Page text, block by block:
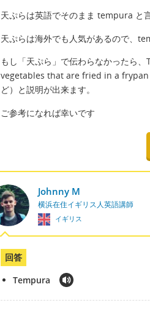
天ぷらは英語でそのまま tempura と言
天ぷらは海外でも人気があるので、
もし「天ぷら」で伝わらなかった
vegetables that are fried in a frypan
ど）と説明が出来ます。
ご参考になれば幸いです
Johnny M
横浜在住イギリス人英語講師
イギリス
回答
Tempura